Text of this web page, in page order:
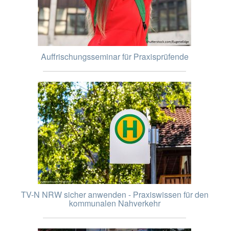
Auffrischungsseminar für Praxisprüfende
TV-N NRW sicher anwenden - Praxiswissen für den
kommunalen Nahverkehr